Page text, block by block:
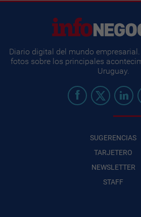
Diario digital del mundo
fotos sobre los principales
Uruguay.
SUGERENCIAS
TARJETERO
NEWSLETTER
STAFF